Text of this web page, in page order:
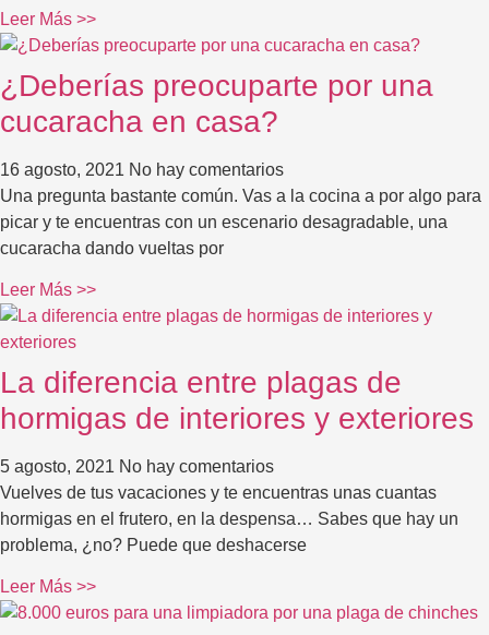
Leer Más >>
¿Deberías preocuparte por una
cucaracha en casa?
16 agosto, 2021 No hay comentarios
Una pregunta bastante común. Vas a la cocina a por algo para
picar y te encuentras con un escenario desagradable, una
cucaracha dando vueltas por
Leer Más >>
La diferencia entre plagas de
hormigas de interiores y exteriores
5 agosto, 2021 No hay comentarios
Vuelves de tus vacaciones y te encuentras unas cuantas
hormigas en el frutero, en la despensa… Sabes que hay un
problema, ¿no? Puede que deshacerse
Leer Más >>